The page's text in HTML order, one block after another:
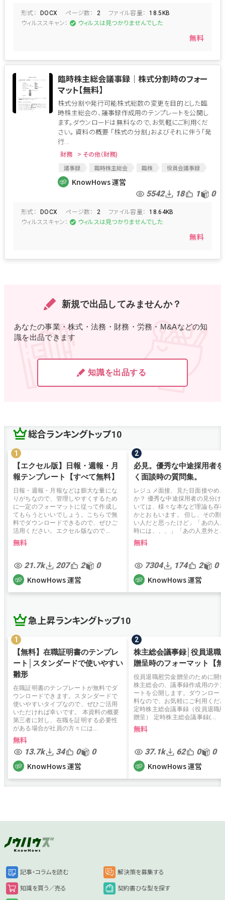
形式： DOCX ページ数： 2 ファイル容量： 18.5KB
ウィルススキャン： ウィルスは見つかりませんでした
無料
臨時株主総会議事録│株式分割時のフォー
マット【無料】
株式分割や発行可能株式総数の変更を目的とした臨
時株主総会の、議事録作成用のテンプレートを公開し
ます。ダウンロードは無料なので、お気軽にご利用くだ
さい。 資料の概要 「株式の分割」およびそれに伴う「発
行...
財務 > その他（財務)
議事録 臨時株主総会 臨株
役員会議事録
臨時株主総会議事録
株式の分割
KnowHows 運営
5542 18 1 0
形式： DOCX ページ数： 2 ファイル容量： 18.64KB
ウィルススキャン： ウィルスは見つかりませんでした
無料
新規で出品してみませんか？
あなたの事業・株式・法務・財務・労務・M&Aなどの知
識を出品できます
知識を出品する
総合ランキングトップ10
【エクセル版】日報・週報・月
報テンプレート【すべて無料】
日報・週報・月報などは膨大な量にな
りがちなので、管理しやすくするため
に一定のフォーマットに従って作成し
てもらうといいでしょう。こちらで無
料でダウンロードできるので、ぜひご
活用ください。エクセル版なので...
無料
21.7k 207 2 0
KnowHows 運営
必見。優秀な中途採用者
く面談時の質問集。
レジュメ面接、見た目面接やめ
か？ 優秀な中途採用者の見分け
いては、様々な本など理論も存
かとおもいます。 但し、その割
い人だと思ったけど」「あの人
時には、、、」「あの人意外と...
無料
7304 174 2 0
KnowHows 運営
急上昇ランキングトップ10
【無料】在職証明書のテンプレ
ート│スタンダードで使いやすい
雛形
在職証明書のテンプレートが無料でダ
ウンロードできます。スタンダードで
使いやすいタイプなので、ぜひご活用
いただければ幸いです。 本資料の概要
第三者に対し、在職を証明する必要性
がある場合が社員の方々には...
無料
13.7k 34 0 0
KnowHows 運営
株主総会議事録│役員退職
贈呈時のフォーマット【
役員退職慰労金贈呈のために開
株主総会の、議事録作成用のテ
ートを公開します。ダウンロー
料なので、お気軽にご利用くだ
定時株主総会議事録（役員退職
贈呈） 定時株主総会議事録(...
無料
37.1k 62 0 0
KnowHows 運営
記事・コラムを読む 解決策を募集する
知識を買う／売る 契約書ひな型を探す